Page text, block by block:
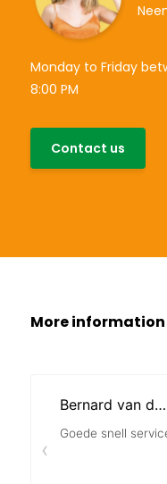
Monday to Friday
8:00 PM
Contact us
More information